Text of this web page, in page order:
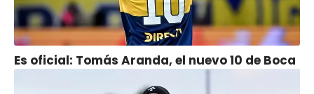
Es oficial: Tomás Aranda, el nuevo 10 de Boca